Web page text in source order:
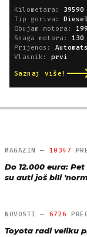
Kilometara: 39590
Tip goriva: Diesel
Obujam motora:
Snaga motora: 130
Prijenos: Automatski
Vlasnik: prvi
Saznaj više!
MAGAZIN — 10347
Do 12.000 eura:
su auti još bili
NOVOSTI — 6726
Toyota radi veliku